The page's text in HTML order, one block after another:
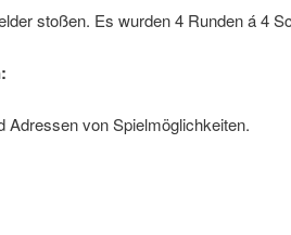
stoßen. Es wurden 4 Runden á 4
Adressen von Spielmöglichkeiten.